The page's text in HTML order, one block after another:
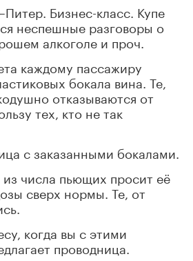
Бизнес-класс. Купе
неспешные разговоры о
алкоголе и проч.
каждому пассажиру
бокала вина. Те,
отказываются от
тех, кто не так
с заказанными бокалами.
числа пьющих просит её
сверх нормы. Те, от
когда вы с этими
проводница.